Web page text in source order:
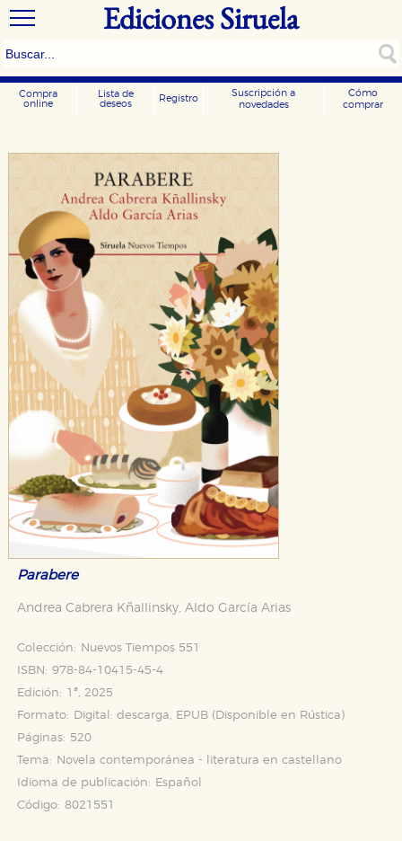
Ediciones Siruela
Compra
online
Lista de
deseos
Registro
Suscripción a
novedades
Cómo
comprar
Parabere
Andrea Cabrera Kñallinsky, Aldo García Arias
Colección:
Nuevos Tiempos 551
ISBN: 978-84-10415-45-4
Edición: 1ª, 2025
Formato:
Digital: descarga, EPUB (Disponible en Rústica )
Páginas: 520
Tema:
Novela contemporánea - literatura en castellano
Idioma de publicación:
Español
Código: 8021551